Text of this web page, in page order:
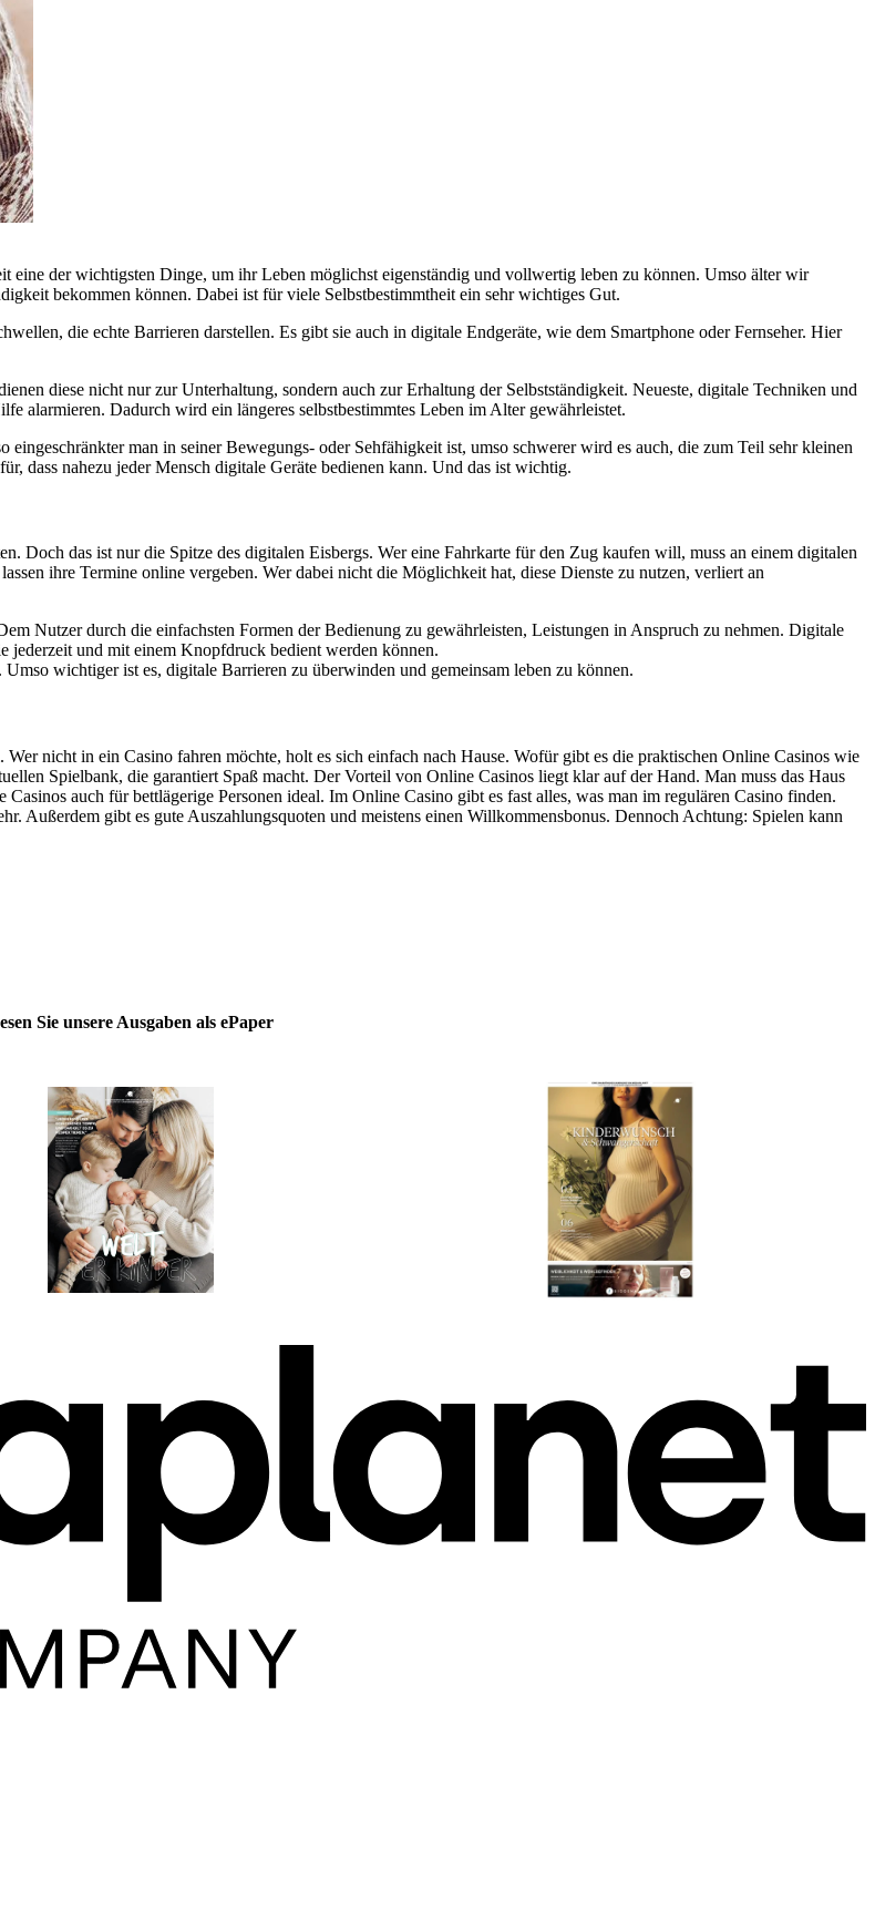
eine der wichtigsten Dinge, um ihr Leben möglichst eigenständig und vollwertig leben zu können. Umso älter wir
bekommen können. Dabei ist für viele Selbstbestimmtheit ein sehr wichtiges Gut.
die echte Barrieren darstellen. Es gibt sie auch in digitale Endgeräte, wie dem Smartphone oder Fernseher. Hier
diese nicht nur zur Unterhaltung, sondern auch zur Erhaltung der Selbstständigkeit. Neueste, digitale Techniken und
alarmieren. Dadurch wird ein längeres selbstbestimmtes Leben im Alter gewährleistet.
man in seiner Bewegungs- oder Sehfähigkeit ist, umso schwerer wird es auch, die zum Teil sehr kleinen
dass nahezu jeder Mensch digitale Geräte bedienen kann. Und das ist wichtig.
Doch das ist nur die Spitze des digitalen Eisbergs. Wer eine Fahrkarte für den Zug kaufen will, muss an einem digitalen
ihre Termine online vergeben. Wer dabei nicht die Möglichkeit hat, diese Dienste zu nutzen, verliert an
Nutzer durch die einfachsten Formen der Bedienung zu gewährleisten, Leistungen in Anspruch zu nehmen. Digitale
jederzeit und mit einem Knopfdruck bedient werden können.
wichtiger ist es, digitale Barrieren zu überwinden und gemeinsam leben zu können.
nicht in ein Casino fahren möchte, holt es sich einfach nach Hause. Wofür gibt es die praktischen Online Casinos wie
Spielbank, die garantiert Spaß macht. Der Vorteil von Online Casinos liegt klar auf der Hand. Man muss das Haus
auch für bettlägerige Personen ideal. Im Online Casino gibt es fast alles, was man im regulären Casino finden.
Außerdem gibt es gute Auszahlungsquoten und meistens einen Willkommensbonus. Dennoch Achtung: Spielen kann
Sie unsere Ausgaben als ePaper